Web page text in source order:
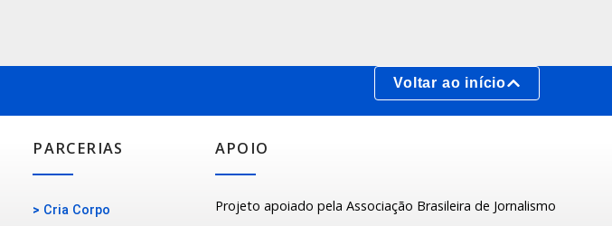
Voltar ao início
PARCERIAS
> Cria Corpo
APOIO
Projeto apoiado pela Associação Brasileira de Jornalismo